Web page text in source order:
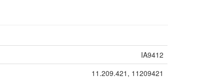
IA9412
11.209.421, 11209421